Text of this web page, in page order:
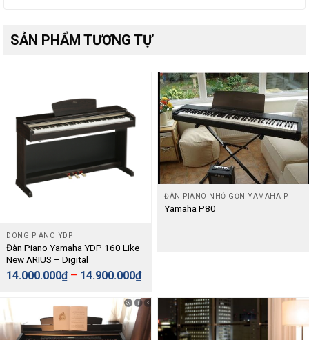
thiết kế mỏng, tiết kiệm không gian,
SẢN PHẨM TƯƠNG TỰ
DÒNG PIANO YDP
Đàn Piano Yamaha YDP 160 Like
New ARIUS – Digital
14.000.000₫– 14.900.000₫
ĐÀN PIANO NHỎ GỌN YAMAHA P
Yamaha P80